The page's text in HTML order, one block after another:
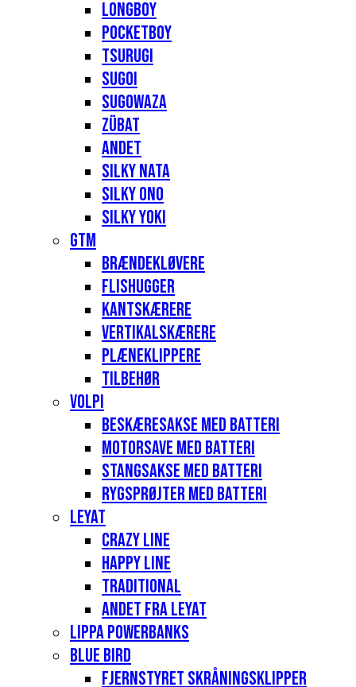
Longboy
Pocketboy
Tsurugi
Sugoi
Sugowaza
Zübat
Andet
Silky Nata
Silky Ono
Silky Yoki
GTM
Brændekløvere
Flishugger
Kantskærere
Vertikalskærere
Plæneklippere
Tilbehør
Volpi
Beskæresakse med batteri
Motorsave med batteri
Stangsakse med batteri
Rygsprøjter med batteri
Leyat
Crazy Line
Happy Line
Traditional
Andet fra Leyat
Lippa Powerbanks
Blue Bird
Fjernstyret skråningsklipper